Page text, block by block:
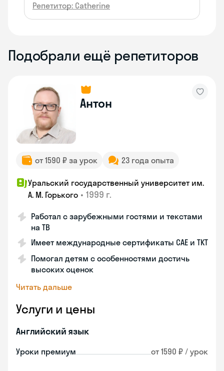
Репетитор: Catherine
Подобрали ещё репетиторов
Антон
от 1590 ₽ за урок 23 года опыта
Уральский государственный университет им.
А. М. Горького • 1999 г.
Работал с зарубежными гостями и текстами
на ТВ
Имеет международные сертификаты CAE и TKT
Помогал детям с особенностями достичь
высоких оценок
Читать дальше
Услуги и цены
Английский язык
Уроки премиум от 1590 ₽ / урок